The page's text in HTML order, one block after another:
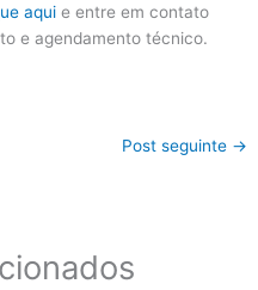
aqui e entre em contato
e agendamento técnico.
Post seguinte →